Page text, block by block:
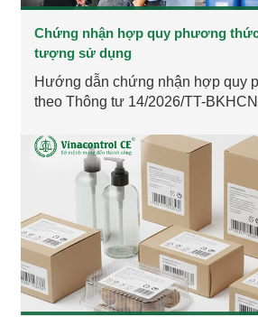
Chứng nhận hợp quy phương
tượng sử dụng
Hướng dẫn chứng nhận hợp quy
theo Thông tư 14/2026/TT-